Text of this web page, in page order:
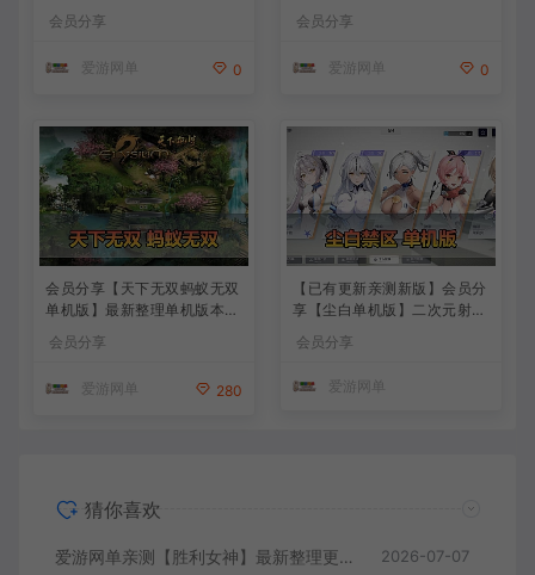
KKE胜利女神妮姬单机版方舟
活动148版本官服GM可无限
频安装教学
会员分享
爱游网单 0
模拟端 登录 战斗 地图 魔物
背包 抽卡 商店 MOD 未亲测
会员分享
爱游网单 0
会员分享【天下无双蚂蚁无双
单机版】最新整理单机版本
免虚拟机一键端 配套视频教
会员分享
爱游网单 280
【已有更新亲测新版】会员分
享【尘白单机版】二次元射击
会员分享
爱游网单
猜你喜欢
爱游网单亲测【胜利女神】最新整理更新第7版148.10.5NIKKE胜利女神妮姬单机版方舟活动148版本官服GM可无限抽卡全剧情免虚拟机一键端视频安装教学 2026-07-07